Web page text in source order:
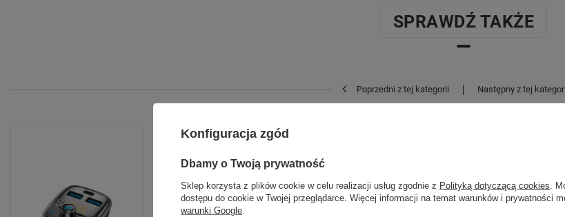
SPRAWDŹ TAKŻE
Poprzedni z tej kategorii Następny z tej
Konfiguracja zgód
Dbamy o Twoją prywatność
Sklep korzysta z plików cookie w celu realizacji usług zgodnie z Polityką dotyczącą cookies .
dostępu do cookie w Twojej przeglądarce. Więcej informacji na temat warunków i prywatności
warunki Google